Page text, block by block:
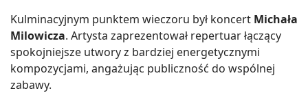
Kulminacyjnym punktem wieczoru był koncert Michała
Milowicza. Artysta zaprezentował repertuar łączący
spokojniejsze utwory z bardziej energetycznymi
kompozycjami, angażując publiczność do wspólnej
zabawy.